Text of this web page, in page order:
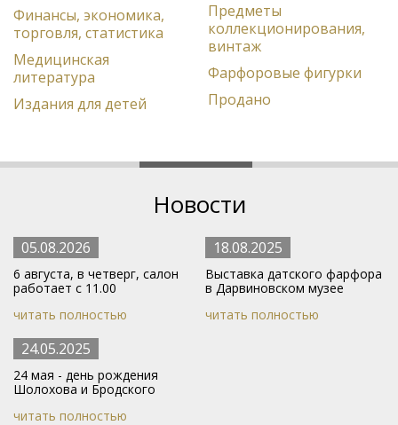
Финансы, экономика,
торговля, статистика
Медицинская
литература
Издания для детей
Предметы
коллекционирования,
винтаж
Фарфоровые фигурки
Продано
Новости
05.08.2026
6 августа, в четверг, салон
работает с 11.00
читать полностью
18.08.2025
Выставка датского фарфора
в Дарвиновском музее
читать полностью
24.05.2025
24 мая - день рождения
Шолохова и Бродского
читать полностью